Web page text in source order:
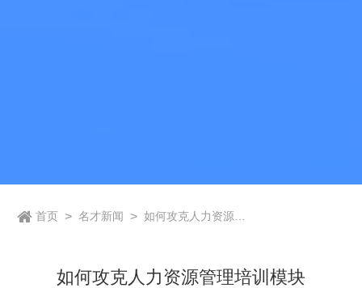
首页 > 名才新闻 > 如何攻克人力资源管
如何攻克人力资源管理培训模块